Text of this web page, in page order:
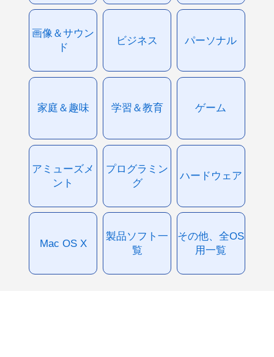
画像＆サウン
ド
ビジネス パーソナル
家庭＆趣味 学習＆教育 ゲーム
アミューズメ
ント
プログラミン
グ
ハードウェア
Mac OS X
製品ソフト一
覧
その他、全OS
用一覧